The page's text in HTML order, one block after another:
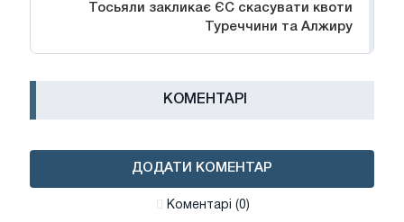
Тосьяли закликає ЄС скасувати квоти
Туреччини та Алжиру
КОМЕНТАРІ
ДОДАТИ КОМЕНТАР
Коментарі (0)